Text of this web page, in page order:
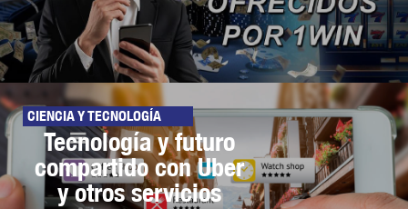
CIENCIA Y TECNOLOGÍA
Tecnología y futuro
compartido con Uber
y otros servicios